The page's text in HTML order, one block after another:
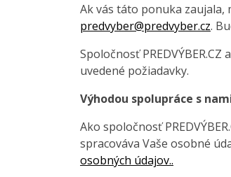
Ak vás táto ponuka
predvyber@predvyber.cz.
Spoločnosť
uvedené požiadavky.
Výhodou spolupráce s
Ako spoločnosť
spracováva Vaše osobné
osobných údajov..